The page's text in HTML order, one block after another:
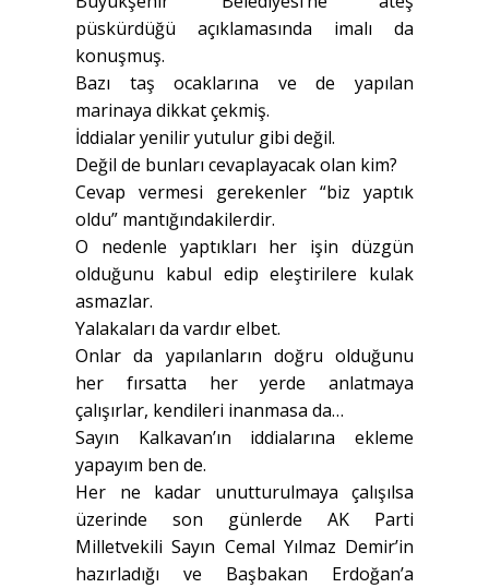
püskürdüğü açıklamasında imalı da
konuşmuş.
Bazı taş ocaklarına ve de yapılan
marinaya dikkat çekmiş.
İddialar yenilir yutulur gibi değil.
Değil de bunları cevaplayacak olan kim?
Cevap vermesi gerekenler “biz yaptık
oldu” mantığındakilerdir.
O nedenle yaptıkları her işin düzgün
olduğunu kabul edip eleştirilere kulak
asmazlar.
Yalakaları da vardır elbet.
Onlar da yapılanların doğru olduğunu
her fırsatta her yerde anlatmaya
çalışırlar, kendileri inanmasa da…
Sayın Kalkavan’ın iddialarına ekleme
yapayım ben de.
Her ne kadar unutturulmaya çalışılsa
üzerinde son günlerde AK Parti
Milletvekili Sayın Cemal Yılmaz Demir’in
hazırladığı ve Başbakan Erdoğan’a